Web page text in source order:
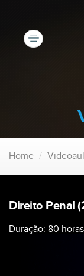
MENU
Home
Direito Penal
Duração: 80 horas